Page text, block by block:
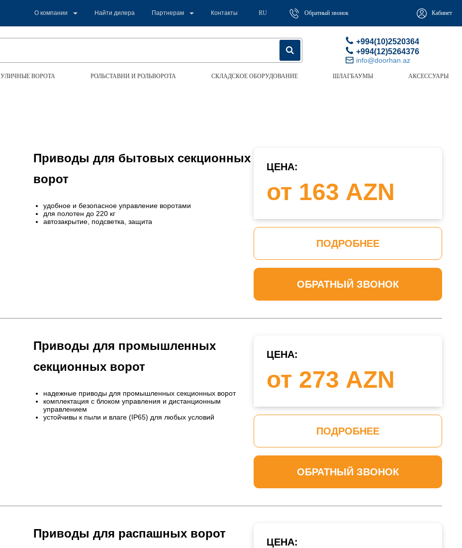
О компании Найти дилера Партнерам Контакты RU Обратный звонок Кабинет
+994(10)2520364
+994(12)5264376
info@doorhan.az
УЛИЧНЫЕ ВОРОТА РОЛЬСТАВНИ И РОЛЬВОРОТА СКЛАДСКОЕ ОБОРУДОВАНИЕ ШЛАГБАУМЫ АКСЕССУАРЫ
Приводы для бытовых секционных
ворот
удобное и безопасное управление воротами
для полотен до 220 кг
автозакрытие, подсветка, защита
ЦЕНА:
от 163 AZN
ПОДРОБНЕЕ
ОБРАТНЫЙ ЗВОНОК
Приводы для промышленных
секционных ворот
надежные приводы для промышленных секционных ворот
комплектация с блоком управления и дистанционным
управлением
устойчивы к пыли и влаге (IP65) для любых условий
ЦЕНА:
от 273 AZN
ПОДРОБНЕЕ
ОБРАТНЫЙ ЗВОНОК
Приводы для распашных ворот
ЦЕНА: